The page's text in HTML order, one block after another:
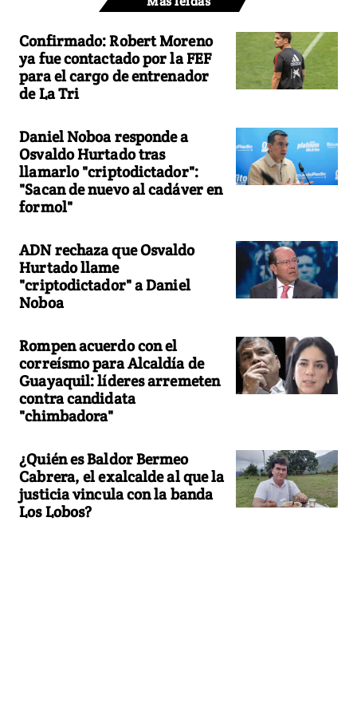
Confirmado: Robert Moreno
ya fue contactado por la FEF
para el cargo de entrenador
de La Tri
Daniel Noboa responde a
Osvaldo Hurtado tras
llamarlo "criptodictador":
"Sacan de nuevo al cadáver en
formol"
ADN rechaza que Osvaldo
Hurtado llame
"criptodictador" a Daniel
Noboa
Rompen acuerdo con el
correísmo para Alcaldía de
Guayaquil: líderes arremeten
contra candidata
"chimbadora"
¿Quién es Baldor Bermeo
Cabrera, el exalcalde al que la
justicia vincula con la banda
Los Lobos?